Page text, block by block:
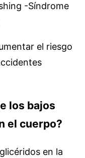
-Síndrome
el riesgo
los bajos
el cuerpo?
en la